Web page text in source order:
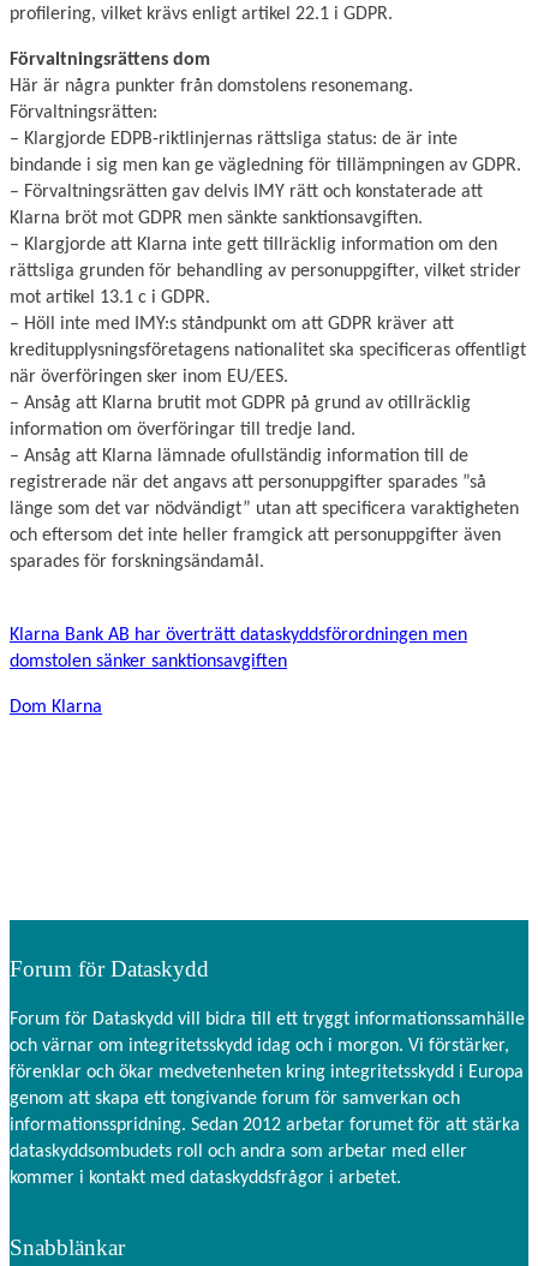
profilering, vilket krävs enligt artikel 22.1 i GDPR.
Förvaltningsrättens dom
Här är några punkter från domstolens resonemang.
Förvaltningsrätten:
– Klargjorde EDPB-riktlinjernas rättsliga status: de är inte
bindande i sig men kan ge vägledning för tillämpningen av GDPR.
– Förvaltningsrätten gav delvis IMY rätt och konstaterade att
Klarna bröt mot GDPR men sänkte sanktionsavgiften.
– Klargjorde att Klarna inte gett tillräcklig information om den
rättsliga grunden för behandling av personuppgifter, vilket strider
mot artikel 13.1 c i GDPR.
– Höll inte med IMY:s ståndpunkt om att GDPR kräver att
kreditupplysningsföretagens nationalitet ska specificeras offentligt
när överföringen sker inom EU/EES.
– Ansåg att Klarna brutit mot GDPR på grund av otillräcklig
information om överföringar till tredje land.
– Ansåg att Klarna lämnade ofullständig information till de
registrerade när det angavs att personuppgifter sparades ”så
länge som det var nödvändigt” utan att specificera varaktigheten
och eftersom det inte heller framgick att personuppgifter även
sparades för forskningsändamål.
Klarna Bank AB har överträtt dataskyddsförordningen men
domstolen sänker sanktionsavgiften
Dom Klarna
Forum för Dataskydd
Forum för Dataskydd vill bidra till ett tryggt informationssamhälle
och värnar om integritetsskydd idag och i morgon. Vi förstärker,
förenklar och ökar medvetenheten kring integritetsskydd i Europa
genom att skapa ett tongivande forum för samverkan och
informationsspridning. Sedan 2012 arbetar forumet för att stärka
dataskyddsombudets roll och andra som arbetar med eller
kommer i kontakt med dataskyddsfrågor i arbetet.
Snabblänkar